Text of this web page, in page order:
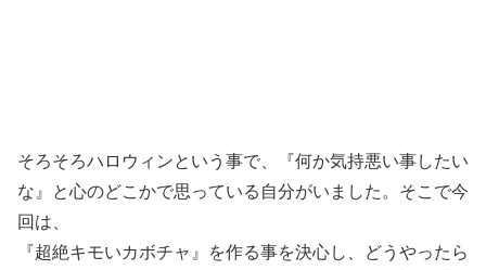
そろそろハロウィンという事で、『何か気持悪い事したい
な』と心のどこかで思っている自分がいました。そこで今
回は、
『超絶キモいカボチャ』を作る事を決心し、どうやったら